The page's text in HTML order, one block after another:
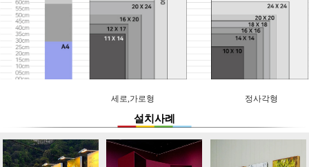
세로,가로형 정사각형
설치사례